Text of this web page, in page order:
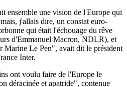
ensemble une vision de l'Europe qui
j'allais dire, un constat euro-
qui était l'échouage du rêve
d'Emmanuel Macron, NDLR), et
Marine Le Pen", avait dit le président
Inter.
ont voulu faire de l'Europe le
déracinée et apatride", contenue